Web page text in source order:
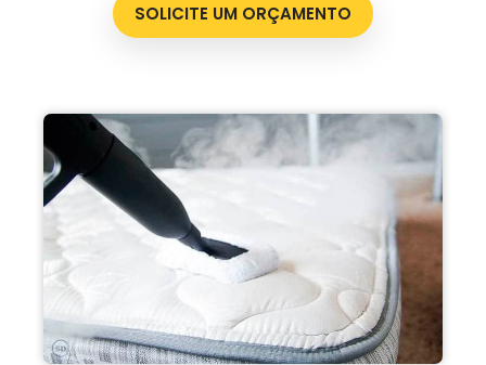
SOLICITE UM ORÇAMENTO